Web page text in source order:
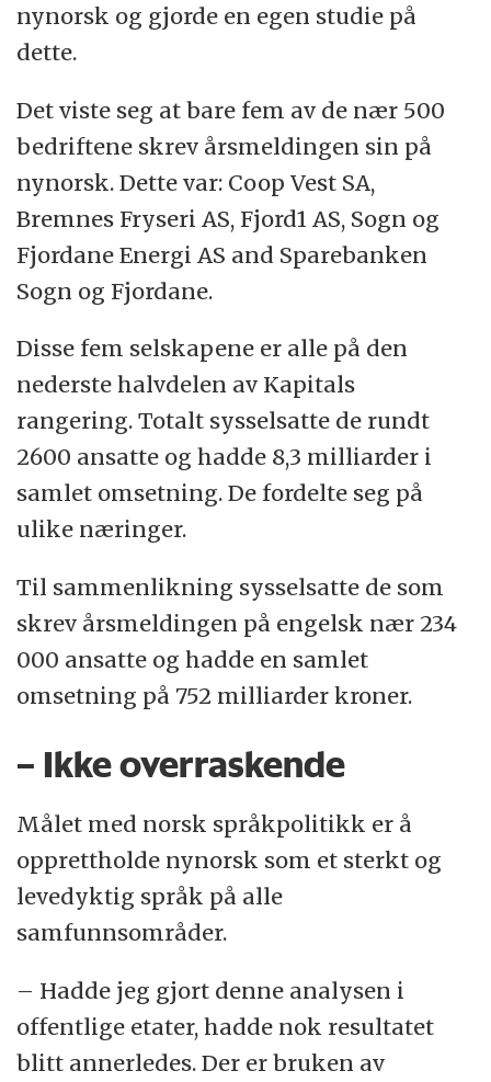
nynorsk og gjorde en egen studie på
dette.
Det viste seg at bare fem av de nær 500
bedriftene skrev årsmeldingen sin på
nynorsk. Dette var: Coop Vest SA,
Bremnes Fryseri AS, Fjord1 AS, Sogn og
Fjordane Energi AS and Sparebanken
Sogn og Fjordane.
Disse fem selskapene er alle på den
nederste halvdelen av Kapitals
rangering. Totalt sysselsatte de rundt
2600 ansatte og hadde 8,3 milliarder i
samlet omsetning. De fordelte seg på
ulike næringer.
Til sammenlikning sysselsatte de som
skrev årsmeldingen på engelsk nær 234
000 ansatte og hadde en samlet
omsetning på 752 milliarder kroner.
– Ikke overraskende
Målet med norsk språkpolitikk er å
opprettholde nynorsk som et sterkt og
levedyktig språk på alle
samfunnsområder.
– Hadde jeg gjort denne analysen i
offentlige etater, hadde nok resultatet
blitt annerledes. Der er bruken av